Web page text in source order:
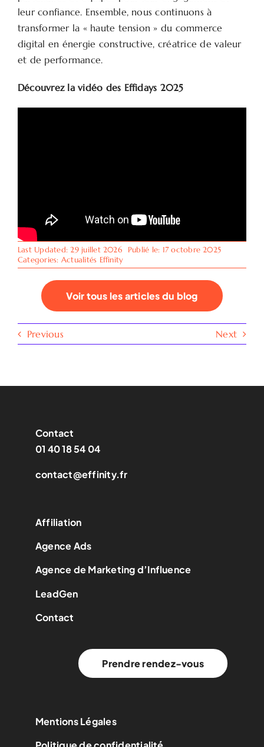
leur confiance. Ensemble, nous continuons à
transformer la « haute tension » du commerce
digital en énergie constructive, créatrice de valeur
et de performance.
Découvrez la vidéo des Effidays 2025
Last Updated: 29 juillet 2026
Publié le: 17 octobre 2025
Categories: Actualités Effinity
Voir tous les articles du blog
Previous Next
Contact
01 40 18 54 04
contact@effinity.fr
Affiliation
Agence Ads
Agence de Marketing d’Influence
LeadGen
Contact
Prendre rendez-vous
Mentions Légales